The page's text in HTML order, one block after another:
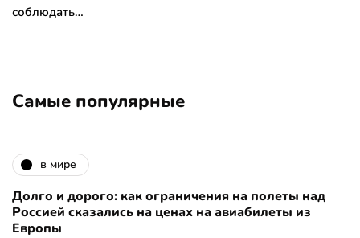
соблюдать…
Самые популярные
в мире
Долго и дорого: как ограничения на полеты над
Россией сказались на ценах на авиабилеты из
Европы